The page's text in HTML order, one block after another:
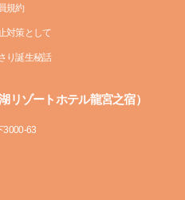
規約
対策として
り誕生秘話
ゾートホテル龍宮之宿）
3000-63